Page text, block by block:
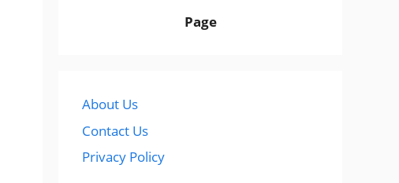
Page
About Us
Contact Us
Privacy Policy